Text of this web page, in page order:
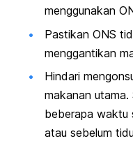
menggunakan
Pastikan ONS
menggantikan
Hindari
makanan utama.
beberapa waktu
atau sebelum